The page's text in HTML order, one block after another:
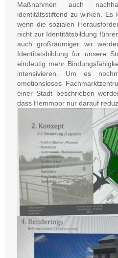
Maßnahmen auch
identitätsstiftend zu wirken. Es
wenn die sozialen
nicht zur Identitätsbildung
auch großräumiger wir
Identitätsbildung für unsere
eindeutig mehr
intensivieren. Um es
emotionsloses
einer Stadt beschrieben
dass Hemmoor nur darauf